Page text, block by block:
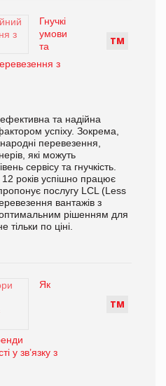
ТМ
Гнучкі
умови
та
з
та надійна
успіху. Зокрема,
перевезення,
які можуть
сервісу та гнучкість.
років успішно працює
послугу LCL (Less
вантажів з
рішенням для
тільки по ціні.
ТМ
Як
у зв’язку з